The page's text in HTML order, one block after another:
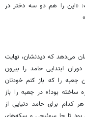
«این را هم دو سه دختر در
می‌دهد که دیدنشان، نهایت
ابتدایی حامد را بیرون
را که باز کنم خودتان
ساخته بود!» در جعبه را باز
کدام برای حامد دنیایی از